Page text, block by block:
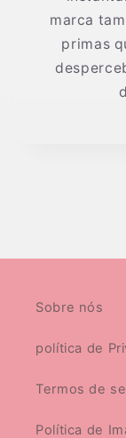
marca
primas
Sobre nós
política de
Termos de
Política de